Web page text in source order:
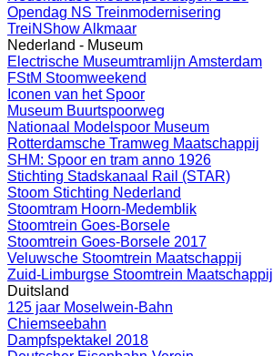
Opendag NS Treinmodernisering
TreiNShow Alkmaar
Nederland - Museum
Electrische Museumtramlijn Amsterdam
FStM Stoomweekend
Iconen van het Spoor
Museum Buurtspoorweg
Nationaal Modelspoor Museum
Rotterdamsche Tramweg Maatschappij
SHM: Spoor en tram anno 1926
Stichting Stadskanaal Rail (STAR)
Stoom Stichting Nederland
Stoomtram Hoorn-Medemblik
Stoomtrein Goes-Borsele
Stoomtrein Goes-Borsele 2017
Veluwsche Stoomtrein Maatschappij
Zuid-Limburgse Stoomtrein Maatschappij
Duitsland
125 jaar Moselwein-Bahn
Chiemseebahn
Dampfspektakel 2018